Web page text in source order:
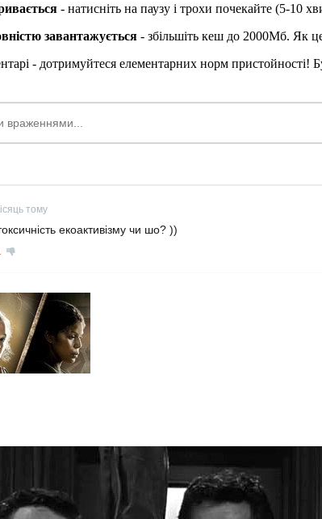
- натисніть на паузу і трохи почекайте (5-10
завантажується - збільшіть кеш до 2000Мб. Як
- дотримуйтеся елементарних норм пристойності!